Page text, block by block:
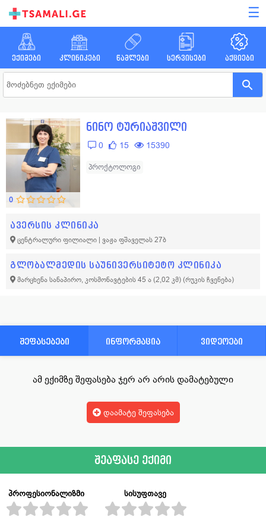
☰
ექიმები კლინიკები წამლები სერვისები აქციები
0
ნინო ტურიაშვილი
0 15 15390
პროქტოლოგი
ავერსის კლინიკა
ცენტრალური ფილიალი | ვაჟა ფშაველას 27ბ
გლობალმედის საუნივერსიტეტო კლინიკა
მარცხენა სანაპირო, კოსმონავტების 45 ა (2,02 კმ) (რუკის ჩვენება)
შეფასებები ინფორმაცია ვიდეოები
ამ ექიმზე შეფასება ჯერ არ არის დამატებული
დაამატე შეფასება
შეაფასე ექიმი
პროფესიონალიზმი სისუფთავე